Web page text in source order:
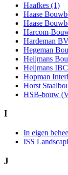
Haafkes (1)
Haase
Haase
Harcom-
Hardeman
Hegeman
Heijmans
Heijmans
Hopman
Horst
HSB-bouw
I
In eigen
ISS
J